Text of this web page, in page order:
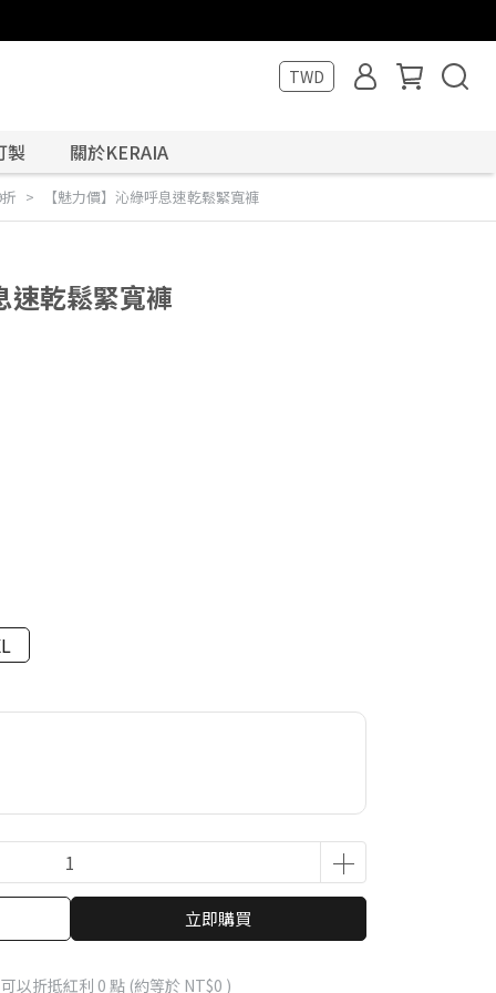
TWD
製 關於KERAIA
【魅力價】沁綠呼息速乾鬆緊寬褲
速乾鬆緊寬褲
立即購買
以折抵紅利 0 點 (約等於 NT$0 )